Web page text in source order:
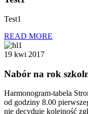
Test1
READ MORE
19 kwi 2017
Nabór na rok
Harmonogram-tabela
od godziny 8.00
nie decyduje kolejność